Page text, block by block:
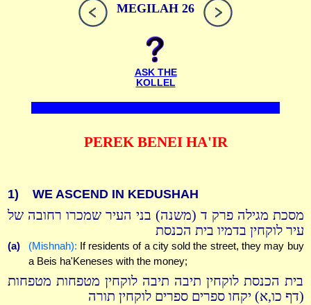
MEGILAH 26
ASK THE
KOLLEL
PEREK BENEI HA'IR
1) WE ASCEND IN KEDUSHAH
מסכת מגילה פרק ד (משנה) בני העיר שמכרו רחובה של
עיר לוקחין בדמיו בית הכנסת
(a) (Mishnah): If residents of a city sold the street, they may buy
a Beis ha'Keneses with the money;
בית הכנסת לוקחין תיבה תיבה לוקחין מטפחות מטפחות
(דף כו,א) יקחו ספרים ספרים לוקחין תורה